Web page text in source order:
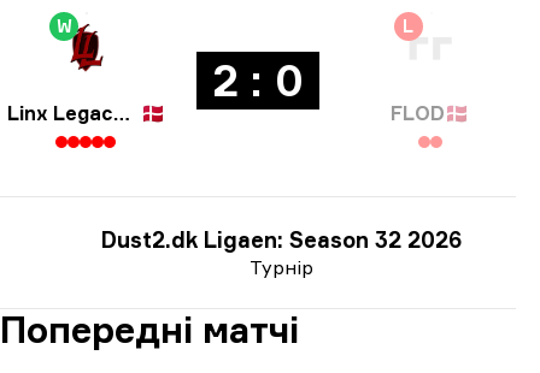
W
Linx Legacy Esport 🇩🇰
2 : 0
L
FLOD🇩🇰
Турнір
Dust2.dk Ligaen: Season 32 2026
Попередні матчі